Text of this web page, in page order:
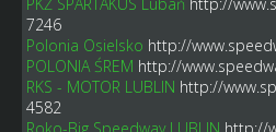
7246
Polonia Osielsko http://
POLONIA ŚREM http://
RKS - MOTOR LUBLIN http://
4582